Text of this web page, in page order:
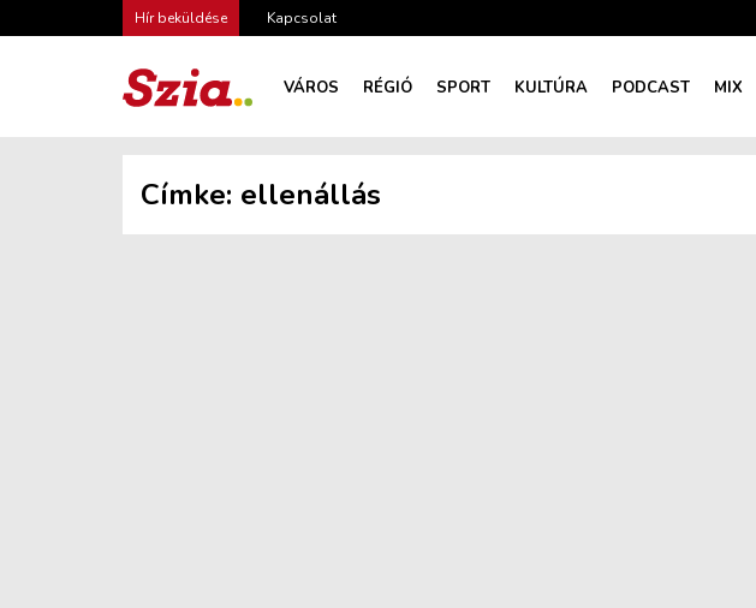
Hír beküldése Kapcsolat
VÁROS RÉGIÓ SPORT KULTÚRA PODCAST MIX
Címke: ellenállás